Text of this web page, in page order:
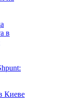
в
Киеве